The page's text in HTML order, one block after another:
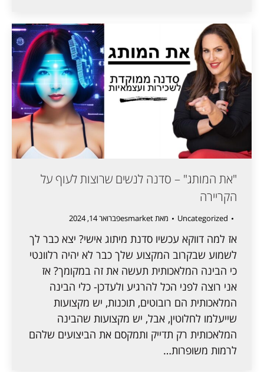
"את המותג" – סדנה לנשים שרוצות לעוף על
הקריירה
Uncategorized מאתesmarketפברואר 14, 2024
אז למה דווקא עכשיו סדנת מיתוג אישי? יצא כבר לך
לשמוע שבקרוב המקצוע שלך כבר לא יהיה רלוונטי
כי הבינה המלאכותית תעשה את זה במקומך? אז
אני רוצה לפני הכל להרגיע ולעדכן- כלי הבינה
המלאכותית הם רובוטים, תוכנות, יש מקצועות
שייעלמו לחלוטין, אבל, יש מקצועות שהבינה
המלאכותית רק תדייק ותמקסם את הביצועים שלהם
לרמות משופרות…